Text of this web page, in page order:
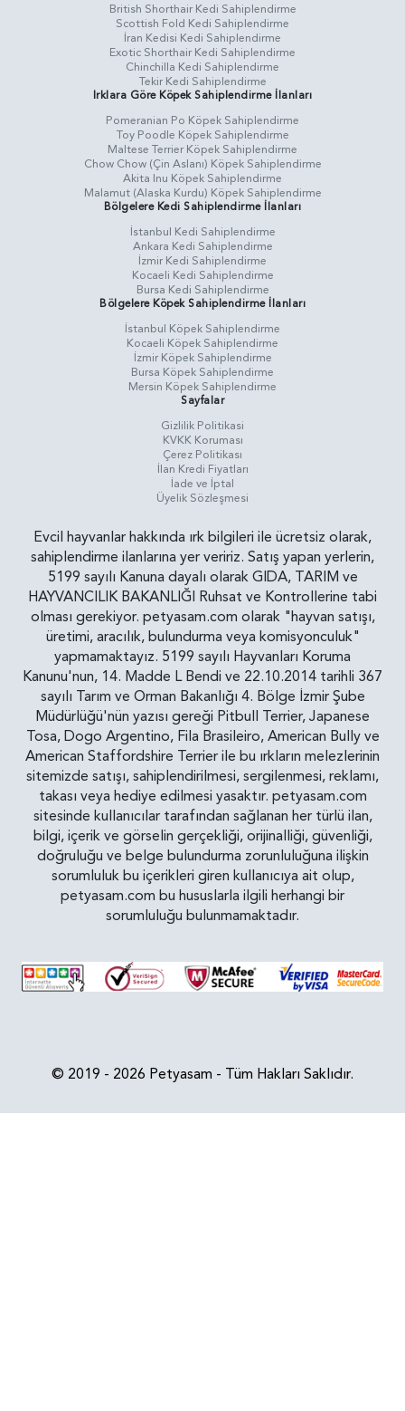
British Shorthair Kedi Sahiplendirme
Scottish Fold Kedi Sahiplendirme
İran Kedisi Kedi Sahiplendirme
Exotic Shorthair Kedi Sahiplendirme
Chinchilla Kedi Sahiplendirme
Tekir Kedi Sahiplendirme
Irklara Göre Köpek Sahiplendirme İlanları
Pomeranian Po Köpek Sahiplendirme
Toy Poodle Köpek Sahiplendirme
Maltese Terrier Köpek Sahiplendirme
Chow Chow (Çin Aslanı) Köpek Sahiplendirme
Akita Inu Köpek Sahiplendirme
Malamut (Alaska Kurdu) Köpek Sahiplendirme
Bölgelere Kedi Sahiplendirme İlanları
İstanbul Kedi Sahiplendirme
Ankara Kedi Sahiplendirme
İzmir Kedi Sahiplendirme
Kocaeli Kedi Sahiplendirme
Bursa Kedi Sahiplendirme
Bölgelere Köpek Sahiplendirme İlanları
İstanbul Köpek Sahiplendirme
Kocaeli Köpek Sahiplendirme
İzmir Köpek Sahiplendirme
Bursa Köpek Sahiplendirme
Mersin Köpek Sahiplendirme
Sayfalar
Gizlilik Politikasi
KVKK Koruması
Çerez Politikası
İlan Kredi Fiyatları
İade ve İptal
Üyelik Sözleşmesi
Evcil hayvanlar hakkında ırk bilgileri ile ücretsiz olarak,
sahiplendirme ilanlarına yer veririz. Satış yapan yerlerin,
5199 sayılı Kanuna dayalı olarak GIDA, TARIM ve
HAYVANCILIK BAKANLIĞI Ruhsat ve Kontrollerine tabi
olması gerekiyor. petyasam.com olarak "hayvan satışı,
üretimi, aracılık, bulundurma veya komisyonculuk"
yapmamaktayız. 5199 sayılı Hayvanları Koruma
Kanunu'nun, 14. Madde L Bendi ve 22.10.2014 tarihli 367
sayılı Tarım ve Orman Bakanlığı 4. Bölge İzmir Şube
Müdürlüğü'nün yazısı gereği Pitbull Terrier, Japanese
Tosa, Dogo Argentino, Fila Brasileiro, American Bully ve
American Staffordshire Terrier ile bu ırkların melezlerinin
sitemizde satışı, sahiplendirilmesi, sergilenmesi, reklamı,
takası veya hediye edilmesi yasaktır. petyasam.com
sitesinde kullanıcılar tarafından sağlanan her türlü ilan,
bilgi, içerik ve görselin gerçekliği, orijinalliği, güvenliği,
doğruluğu ve belge bulundurma zorunluluğuna ilişkin
sorumluluk bu içerikleri giren kullanıcıya ait olup,
petyasam.com bu hususlarla ilgili herhangi bir
sorumluluğu bulunmamaktadır.
© 2019 - 2026 Petyasam - Tüm Hakları Saklıdır.